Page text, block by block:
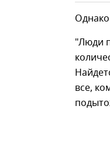
"Люди
все,